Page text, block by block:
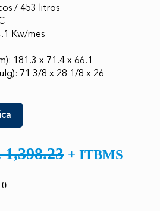
/ 453 litros
Kw/mes
181.3 x 71.4 x 66.1
71 3/8 x 28 1/8 x 26
1,398.23 El
+ ITBMS
0